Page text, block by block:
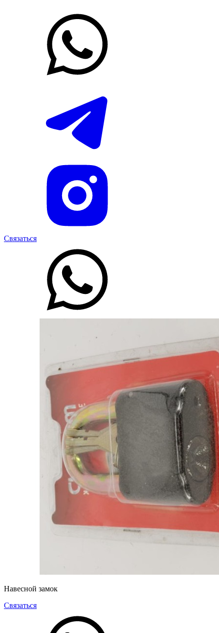
Связаться
Навесной замок
Связаться